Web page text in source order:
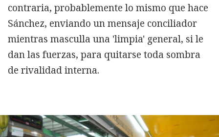
contraria, probablemente lo mismo que hace
Sánchez, enviando un mensaje conciliador
mientras masculla una 'limpia' general, si le
dan las fuerzas, para quitarse toda sombra
de rivalidad interna.